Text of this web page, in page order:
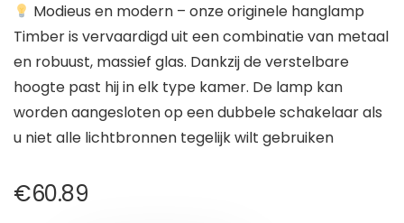
Modieus en modern – onze originele hanglamp
Timber is vervaardigd uit een combinatie van metaal
en robuust, massief glas. Dankzij de verstelbare
hoogte past hij in elk type kamer. De lamp kan
worden aangesloten op een dubbele schakelaar als
u niet alle lichtbronnen tegelijk wilt gebruiken
€60.89